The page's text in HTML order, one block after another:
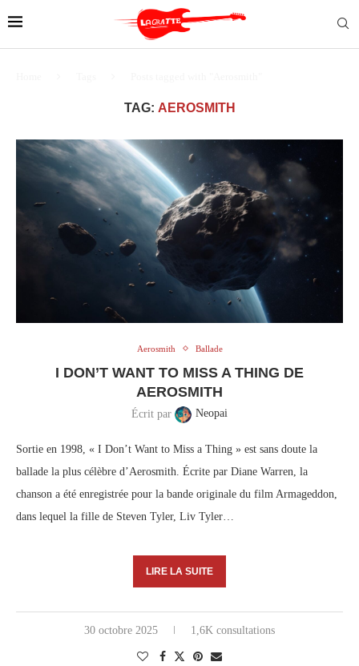
TAG: AEROSMITH
Aerosmith Ballade
I DON’T WANT TO MISS A THING DE
AEROSMITH
Écrit par Neopai
Sortie en 1998, « I Don’t Want to Miss a Thing » est sans doute la
ballade la plus célèbre d’Aerosmith. Écrite par Diane Warren, la
chanson a été enregistrée pour la bande originale du film Armageddon,
dans lequel la fille de Steven Tyler, Liv Tyler…
LIRE LA SUITE
30 octobre 2025 1,6K consultations